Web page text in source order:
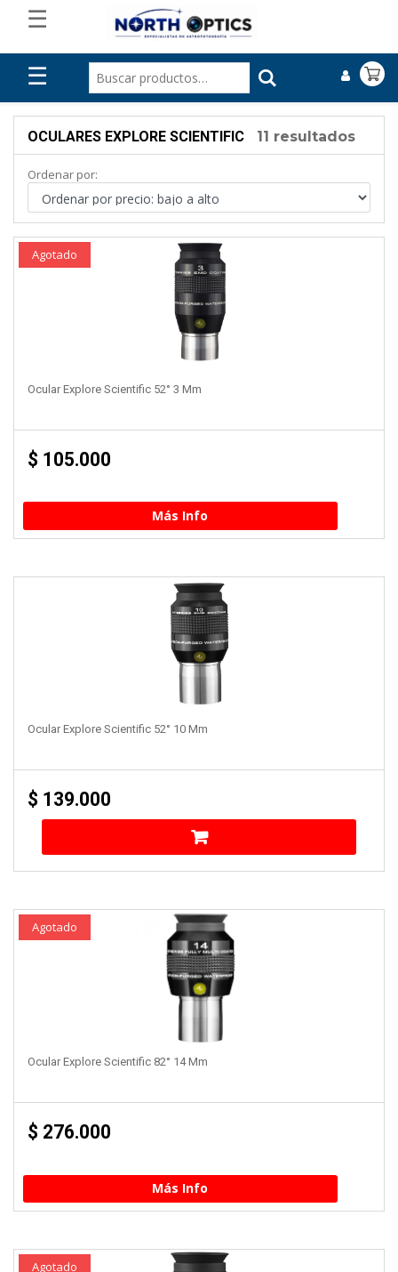
☰
☰
OCULARES EXPLORE SCIENTIFIC 11 resultados
Ordenar por:
Agotado
Ocular Explore Scientific 52° 3 Mm
$ 105.000
Más Info
Ocular Explore Scientific 52° 10 Mm
$ 139.000
Agotado
Ocular Explore Scientific 82° 14 Mm
$ 276.000
Más Info
Agotado